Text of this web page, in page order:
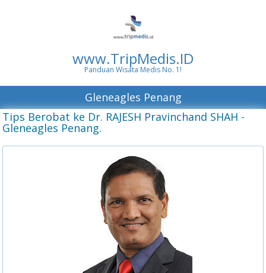
www.TripMedis.ID
Panduan Wisata Medis No. 1!
Gleneagles Penang
Tips Berobat ke Dr. RAJESH Pravinchand SHAH -
Gleneagles Penang.